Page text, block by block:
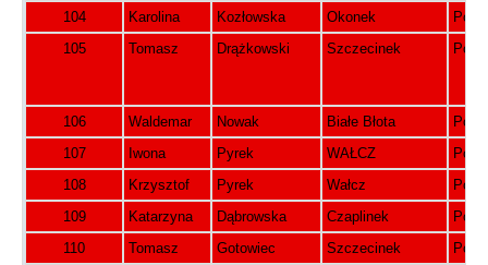
104 Karolina Kozłowska Okonek
105
Tomasz Drążkowski Szczecinek
106 Waldemar Nowak Białe Błota
107
Iwona Pyrek WAŁCZ
108
Krzysztof Pyrek Wałcz
109
Katarzyna Dąbrowska Czaplinek
110
Tomasz Gotowiec Szczecinek